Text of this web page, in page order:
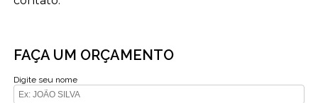
FAÇA UM ORÇAMENTO
Digite seu nome